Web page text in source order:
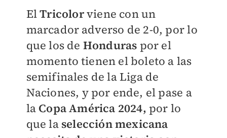
ElTricolorviene con un
marcador adverso de 2-0, por lo
que los de Honduras por el
momento tienen el boleto a las
semifinales de la Liga de
Naciones, y por ende, el pase a
la Copa América 2024, por lo
que la selección mexicana